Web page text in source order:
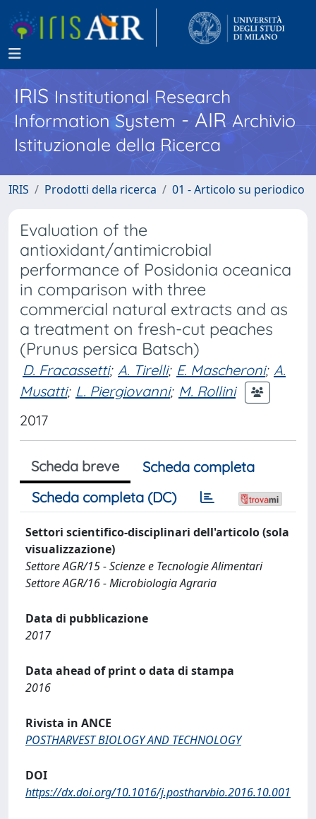
IRISInstitutional Research
Information System - AIR Archivio
Istituzionale della Ricerca
IRIS Prodotti della ricerca 01 - Articolo su periodico
Evaluation of the
antioxidant/antimicrobial
performance of Posidonia oceanica
in comparison with three
commercial natural extracts and as
a treatment on fresh-cut peaches
(Prunus persica Batsch)
D. Fracassetti; A. Tirelli; E. Mascheroni; A.
Musatti; L. Piergiovanni; M. Rollini
2017
Scheda breve
Scheda completa
Scheda completa (DC)
Settori scientifico-disciplinari dell'articolo (sola
visualizzazione)
Settore AGR/15 - Scienze e Tecnologie Alimentari
Settore AGR/16 - Microbiologia Agraria
Data di pubblicazione
2017
Data ahead of print o data di stampa
2016
Rivista in ANCE
POSTHARVEST BIOLOGY AND TECHNOLOGY
DOI
https://dx.doi.org/10.1016/j.postharvbio.2016.10.001